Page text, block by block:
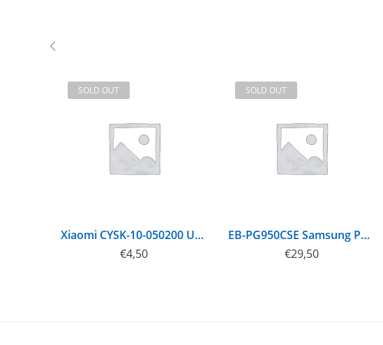
SOLD OUT
Xiaomi CYSK-10-050200 USB Travel Charger 0.5A Black (Bulk)
€4,50
SOLD OUT
EB-PG950CSE Samsung Power Bank 5100mAh Silver (EU Blister)
€29,50